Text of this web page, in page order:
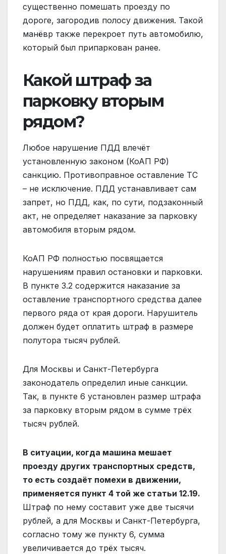
существенно помешать проезду по
дороге, загородив полосу движения. Такой
манёвр также перекроет путь автомобилю,
который был припаркован ранее.
Какой штраф за
парковку вторым
рядом?
Любое нарушение ПДД влечёт
установленную законом (КоАП РФ)
санкцию. Противоправное оставление ТС
– не исключение. ПДД устанавливает сам
запрет, но ПДД, как, по сути, подзаконный
акт, не определяет наказание за парковку
автомобиля вторым рядом.
КоАП РФ полностью посвящается
нарушениям правил остановки и парковки.
В пункте 3.2 содержится наказание за
оставление транспортного средства далее
первого ряда от края дороги. Нарушитель
должен будет оплатить штраф в размере
полутора тысяч рублей.
Для Москвы и Санкт-Петербурга
законодатель определил иные санкции.
Так, в пункте 6 установлен размер штрафа
за парковку вторым рядом в сумме трёх
тысяч рублей.
В ситуации, когда машина мешает
проезду других транспортных средств,
то есть создаёт помехи в движении,
применяется пункт 4 той же статьи 12.19.
Штраф по нему составит уже две тысячи
рублей, а для Москвы и Санкт-Петербурга,
согласно тому же пункту 6, сумма
увеличивается до трёх тысяч.